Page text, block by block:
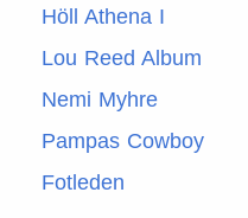
Höll Athena I
Lou Reed Album
Nemi Myhre
Pampas Cowboy
Fotleden